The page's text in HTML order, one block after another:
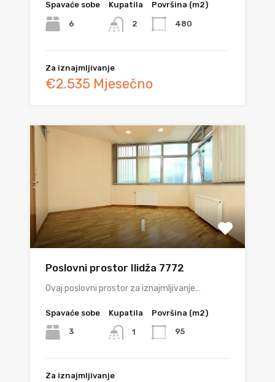
Spavaće sobe
6
Kupatila
2
Površina (m2)
480
Za iznajmljivanje
€2.535 Mjesečno
Poslovni prostor Ilidža 7772
Ovaj poslovni prostor za iznajmljivanje…
Spavaće sobe
3
Kupatila
1
Površina (m2)
95
Za iznajmljivanje